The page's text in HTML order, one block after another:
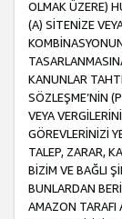
OLMAK ÜZERE)
(A) SİTENİZE
KANUNLAR
SÖZLEŞME’NİN
VEYA
GÖREVLERİNİZİ
TALEP, ZARAR,
BİZİM VE BAĞLI
BUNLARDAN
AMAZON TARAFI